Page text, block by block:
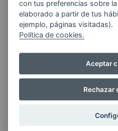
ENERGIAS por
electrónico.Más
Si tienes alguna duda
pedido escríbenos a:
con tus preferencias sobre
elaborado a partir de tus
ejemplo, páginas visitadas).
Política de cookies.
Aceptar
Rechazar